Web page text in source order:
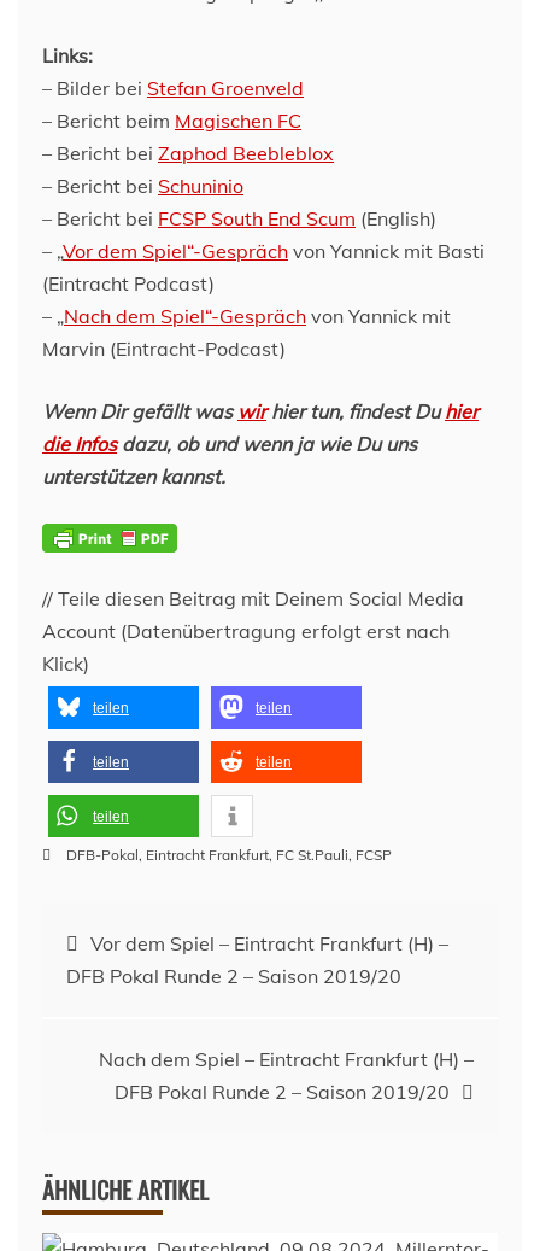
Links:
– Bilder bei Stefan Groenveld
– Bericht beim Magischen FC
– Bericht bei Zaphod Beebleblox
– Bericht bei Schuninio
– Bericht bei FCSP South End Scum (English)
– „Vor dem Spiel“-Gespräch von Yannick mit Basti
(Eintracht Podcast)
– „Nach dem Spiel“-Gespräch von Yannick mit
Marvin (Eintracht-Podcast)
Wenn Dir gefällt was wirhier tun, findest Duhier
die Infosdazu, ob und wenn ja wie Du uns
unterstützen kannst.
// Teile diesen Beitrag mit Deinem Social Media
Account (Datenübertragung erfolgt erst nach
Klick)
teilen teilen
teilen teilen
teilen
DFB-Pokal, Eintracht Frankfurt, FC St.Pauli, FCSP
Beitragsnavigation
Vor dem Spiel – Eintracht Frankfurt (H) –
DFB Pokal Runde 2 – Saison 2019/20
Nach dem Spiel – Eintracht Frankfurt (H) –
DFB Pokal Runde 2 – Saison 2019/20
ÄHNLICHE ARTIKEL